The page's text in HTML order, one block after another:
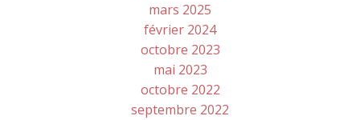
mars 2025
février 2024
octobre 2023
mai 2023
octobre 2022
septembre 2022